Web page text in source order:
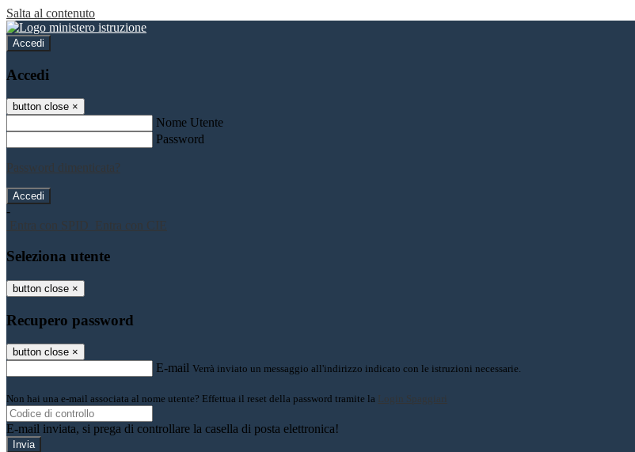
Salta al contenuto
Accedi
Accedi
button close ×
Nome Utente
Password
Password dimenticata?
-
Entra con SPID
Entra con CIE
Seleziona utente
button close ×
Recupero password
button close ×
E-mail Verrà inviato un messaggio all'indirizzo indicato con le istruzioni necessarie.
Non hai una e-mail associata al nome utente? Effettua il reset della password tramite la Login Spaggiari
E-mail inviata, si prega di controllare la casella di posta elettronica!